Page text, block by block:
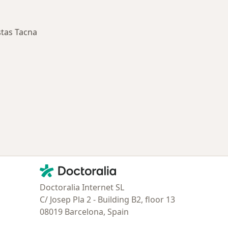
Tacna
Contacto
Doctoralia - Página de inicio
Doctoralia Internet SL
C/ Josep Pla 2 - Building B2, floor 13
08019 Barcelona, Spain